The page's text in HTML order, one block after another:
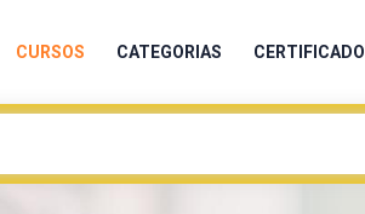
CURSOS CATEGORIAS CERTIFICADO